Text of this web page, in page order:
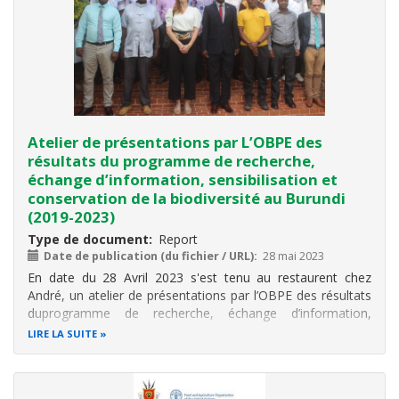
Atelier de présentations par L’OBPE des
résultats du programme de recherche,
échange d’information, sensibilisation et
conservation de la biodiversité au Burundi
(2019-2023)
Type de document Report
Date de publication (du fichier / URL) 28 mai 2023
En date du 28 Avril 2023 s'est tenu au restaurent chez
André, un atelier de présentations par l’OBPE des résultats
duprogramme de recherche, échange d’information,
sensibilisation et conservation de la biodiversité au Burundi
LIRE LA SUITE